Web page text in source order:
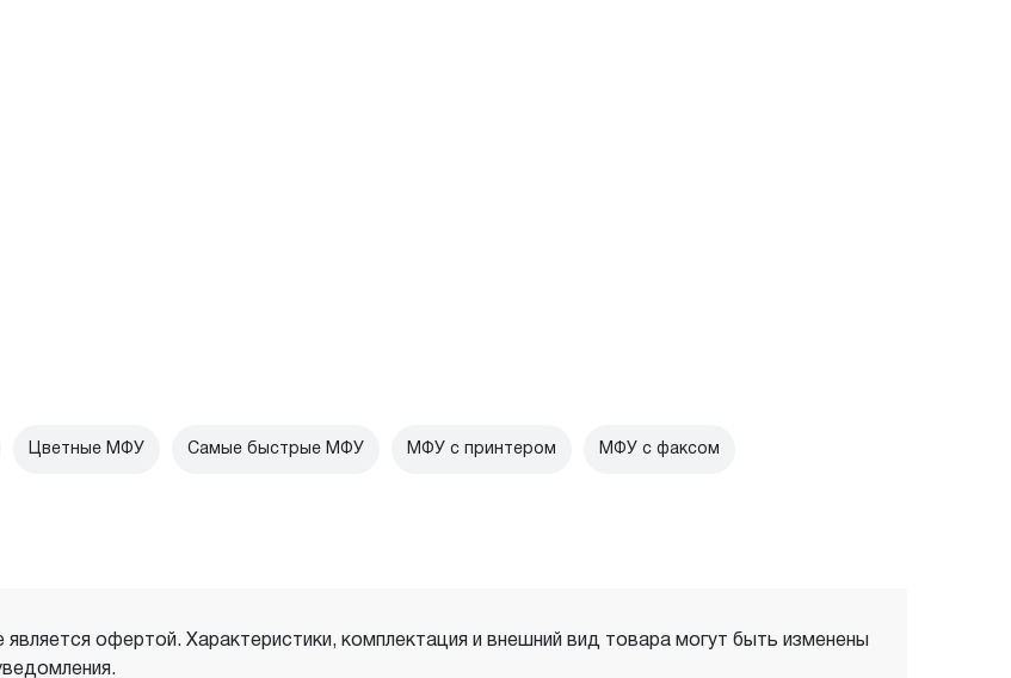
Цветные МФУ Самые быстрые МФУ МФУ с принтером МФУ с факсом
офертой. Характеристики, комплектация и внешний вид товара могут быть изменены